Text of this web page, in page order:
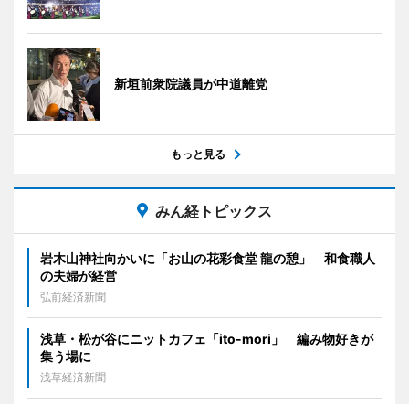
新垣前衆院議員が中道離党
もっと見る
みん経トピックス
岩木山神社向かいに「お山の花彩食堂 龍の憩」 和食職人
の夫婦が経営
弘前経済新聞
浅草・松が谷にニットカフェ「ito-mori」 編み物好きが
集う場に
浅草経済新聞